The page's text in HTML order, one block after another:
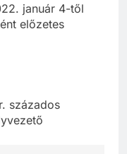
január 4-től
előzetes
százados